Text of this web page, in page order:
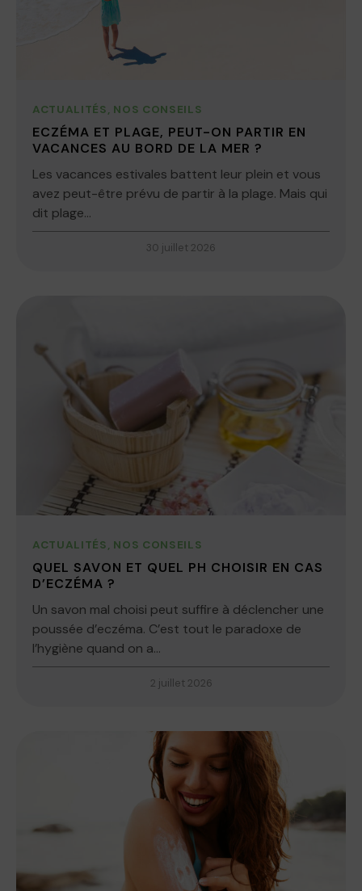
ACTUALITÉS, NOS CONSEILS
ECZÉMA ET PLAGE, PEUT-ON PARTIR EN
VACANCES AU BORD DE LA MER ?
Les vacances estivales battent leur plein et vous
avez peut-être prévu de partir à la plage. Mais qui
dit plage...
30 juillet 2026
ACTUALITÉS, NOS CONSEILS
QUEL SAVON ET QUEL PH CHOISIR EN CAS
D’ECZÉMA ?
Un savon mal choisi peut suffire à déclencher une
poussée d’eczéma. C’est tout le paradoxe de
l’hygiène quand on a...
2 juillet 2026